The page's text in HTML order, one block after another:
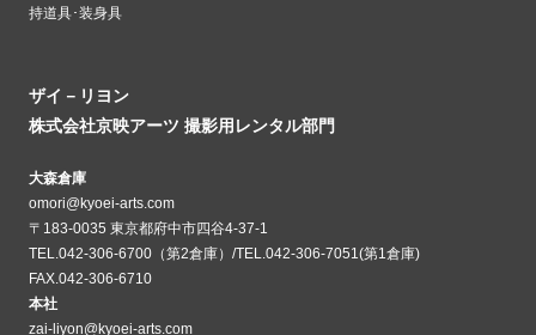
持道具･装身具
ザイ－リヨン
株式会社京映アーツ 撮影用レンタル部門
大森倉庫
omori@kyoei-arts.com
〒183-0035 東京都府中市四谷4-37-1
TEL.042-306-6700（第2倉庫）/TEL.042-306-7051(第1倉庫)
FAX.042-306-6710
本社
zai-liyon@kyoei-arts.com